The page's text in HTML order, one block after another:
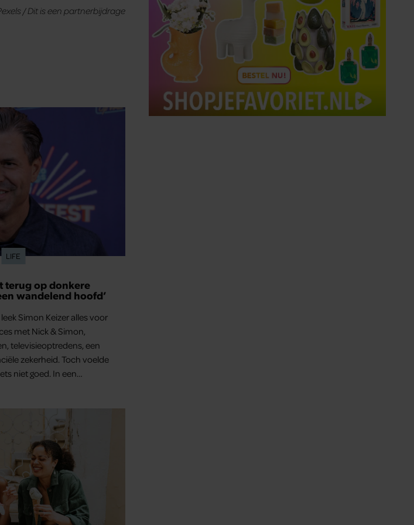
/ Dit is een partnerbijdrage
LIFE
terug op donkere
wandelend hoofd’
Simon Keizer alles voor
met Nick & Simon,
televisieoptredens, een
zekerheid. Toch voelde
niet goed. In een
verwijderd raakte.